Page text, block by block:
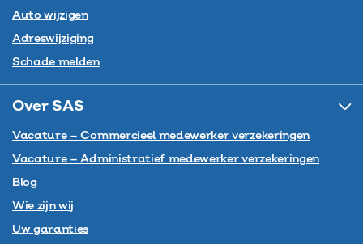
Auto wijzigen
Adreswijziging
Schade melden
Over SAS
Vacature – Commercieel medewerker verzekeringen
Vacature – Administratief medewerker verzekeringen
Blog
Wie zijn wij
Uw garanties